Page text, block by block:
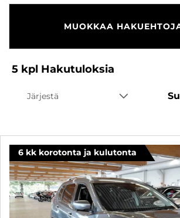
MUOKKAA
5 kpl Hakutuloksia
Järjestä
6 kk korotonta ja kulutonta